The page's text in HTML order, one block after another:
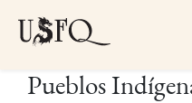
Pueblos